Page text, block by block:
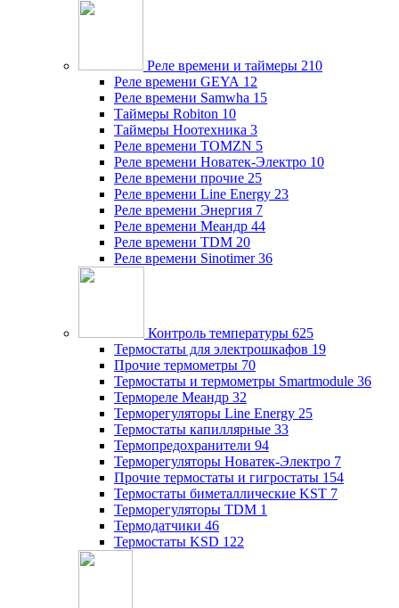
Реле времени и таймеры 210
Реле времени GEYA 12
Реле времени Samwha 15
Таймеры Robiton 10
Таймеры Ноотехника 3
Реле времени TOMZN 5
Реле времени Новатек-Электро 10
Реле времени прочие 25
Реле времени Line Energy 23
Реле времени Энергия 7
Реле времени Меандр 44
Реле времени TDM 20
Реле времени Sinotimer 36
Контроль температуры 625
Термостаты для электрошкафов 19
Прочие термометры 70
Термостаты и термометры Smartmodule 36
Термореле Меандр 32
Терморегуляторы Line Energy 25
Термостаты капиллярные 33
Термопредохранители 94
Терморегуляторы Новатек-Электро 7
Прочие термостаты и гигростаты 154
Термостаты биметаллические KST 7
Терморегуляторы TDM 1
Термодатчики 46
Термостаты KSD 122